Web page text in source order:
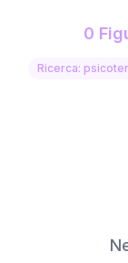
0
Ricerca: